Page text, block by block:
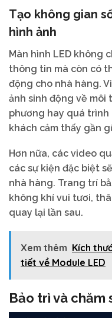
Tạo không gian
hình ảnh
Màn hình LED không
thông tin mà còn có
động cho nhà hàng.
ảnh sinh động về môi
phương hay quá trình
khách cảm thấy gần
Hơn nữa, các video
các sự kiện đặc biệt
nhà hàng. Trang trí
không khí vui tươi,
quay lại lần sau.
Xem thêm Kích
tiết về Module LED
Bảo trì và chăm